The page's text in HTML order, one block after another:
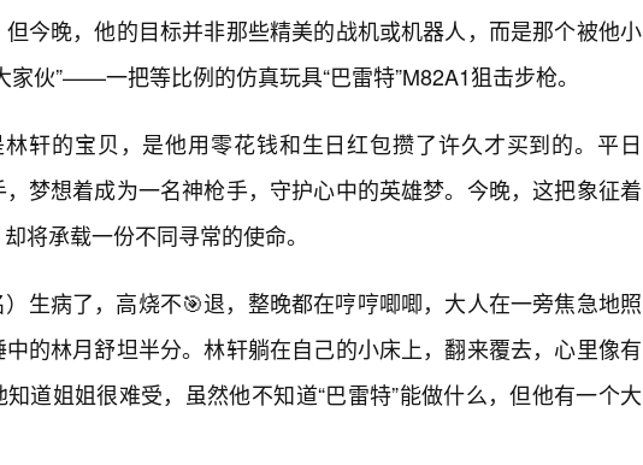
今晚，他的目标并非那些精美的战机或机器人，而是那个被他小
家伙”——一把等比例的仿真玩具“巴雷特”M82A1狙击步枪。
林轩的宝贝，是他用零花钱和生日红包攒了许久才买到的。平日
梦想着成为一名神枪手，守护心中的英雄梦。今晚，这把象征着
将承载一份不同寻常的使命。
生病了，高烧不🎯退，整晚都在哼哼唧唧，大人在一旁焦急地照
的林月舒坦半分。林轩躺在自己的小床上，翻来覆去，心里像有
道姐姐很难受，虽然他不知道“巴雷特”能做什么，但他有一个大